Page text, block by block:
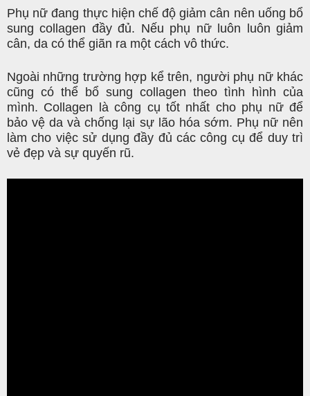
Phụ nữ đang thực hiện chế độ giảm cân nên uống bổ
sung collagen đầy đủ. Nếu phụ nữ luôn luôn giảm
cân, da có thể giãn ra một cách vô thức.
Ngoài những trường hợp kể trên, người phụ nữ khác
cũng có thể bổ sung collagen theo tình hình của
mình. Collagen là công cụ tốt nhất cho phụ nữ để
bảo vệ da và chống lại sự lão hóa sớm. Phụ nữ nên
làm cho việc sử dụng đầy đủ các công cụ để duy trì
vẻ đẹp và sự quyến rũ.